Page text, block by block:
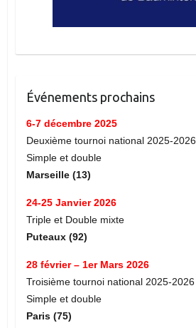
Événements prochains
6-7 décembre 2025
Deuxième tournoi national 2025-2026
Simple et double
Marseille (13)
24-25 Janvier 2026
Triple et Double mixte
Puteaux (92)
28 février – 1er Mars 2026
Troisième tournoi national 2025-2026
Simple et double
Paris (75)